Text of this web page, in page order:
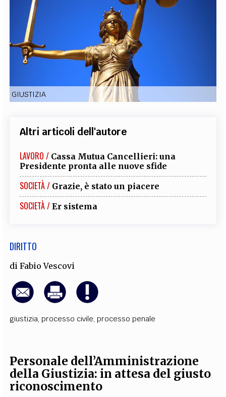
EXTRA
CODICI PROCEEDINGS
SOCIAL MEDIA
GIUSTIZIA
Altri articoli dell'autore
LAVORO / Cassa Mutua Cancellieri: una
Presidente pronta alle nuove sfide
SOCIETÀ / Grazie, è stato un piacere
SOCIETÀ / Er sistema
DIRITTO
diFabio Vescovi
giustizia, processo civile, processo penale
Personale dell’Amministrazione
della Giustizia: in attesa del giusto
riconoscimento